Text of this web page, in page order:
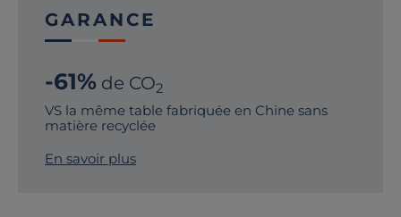
GARANCE
-61% de CO2
VS la même table fabriquée en Chine sans
matière recyclée
En savoir plus